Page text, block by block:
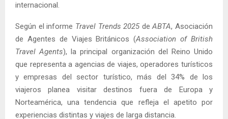
internacional.
Según el informe Travel Trends 2025deABTA, Asociación
de Agentes de Viajes Británicos (Association of British
Travel Agents), la principal organización del Reino Unido
que representa a agencias de viajes, operadores turísticos
y empresas del sector turístico, más del 34% de los
viajeros planea visitar destinos fuera de Europa y
Norteamérica, una tendencia que refleja el apetito por
experiencias distintas y viajes de larga distancia.